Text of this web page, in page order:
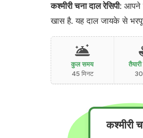
कश्मीरी चना दाल रेसिपी: आपने
खास है. यह दाल जायके से
कुल समय
45 मिनट
30
कश्मीरी